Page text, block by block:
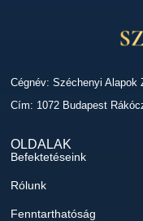
Cégnév: Széchenyi Alapok
Cím: 1072 Budapest
OLDALAK
Befektetéseink
Rólunk
Fenntarthatóság